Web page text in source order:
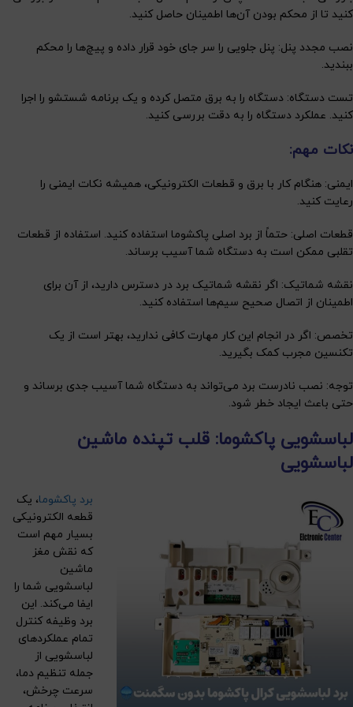
کنید تا از محکم بودن آن‌ها اطمینان حاصل کنید.
نصب مجدد پنل: پنل جلویی را سر جای خود قرار داده و پیچ‌ها را محکم
ببندید.
تست دستگاه: دستگاه را به برق متصل کرده و یک برنامه شستشو را اجرا
کنید. عملکرد دستگاه را به دقت بررسی کنید.
نکات مهم:
ایمنی: هنگام کار با برق و قطعات الکترونیکی، همیشه نکات ایمنی را
رعایت کنید.
قطعات اصلی: حتماً از برد اصلی پاکشوما استفاده کنید. استفاده از قطعات
تقلبی ممکن است به دستگاه شما آسیب برساند.
نقشه شماتیک: اگر نقشه شماتیک برد در دسترس دارید، از آن برای
اطمینان از اتصال صحیح سیم‌ها استفاده کنید.
تخصص: اگر در انجام این کار مهارت کافی ندارید، بهتر است از یک
تکنسین مجرب کمک بگیرید.
توجه: نصب نادرست برد می‌تواند به دستگاه شما آسیب جدی برساند و
حتی باعث ایجاد خطر شود.
لباسشویی پاکشوما: قلب تپنده ماشین
لباسشویی
برد پاکشوما، یک
قطعه الکترونیکی
بسیار مهم است
که نقش مغز
ماشین
لباسشویی شما را
ایفا می‌کند. این
برد وظیفه کنترل
تمام عملکردهای
لباسشویی از
جمله تنظیم دما،
سرعت چرخش،